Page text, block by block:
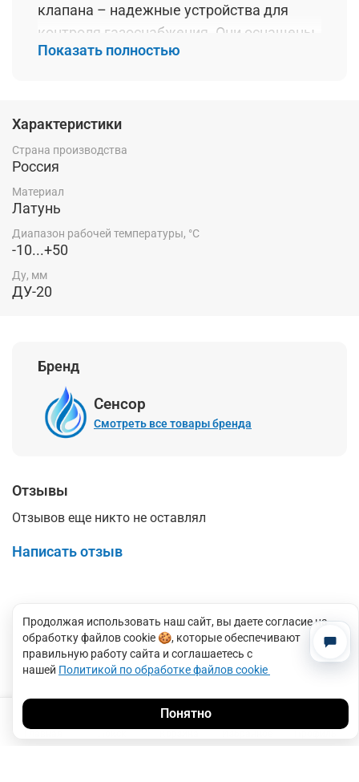
клапана – надежные устройства для
контроля газоснабжения. Они оснащены
индукционной системой, что
обеспечения безопасности.
Показать полностью
Характеристики
Страна производства
Россия
Материал
Латунь
Диапазон рабочей температуры, °С
-10...+50
Ду, мм
ДУ-20
Бренд
Сенсор
Смотреть все товары бренда
Отзывы
Отзывов еще никто не оставлял
Написать отзыв
Продолжая использовать наш сайт, вы даете согласие на
обработку файлов cookie 🍪, которые обеспечивают
правильную работу сайта и соглашаетесь с
нашей Политикой по обработке файлов cookie
Понятно